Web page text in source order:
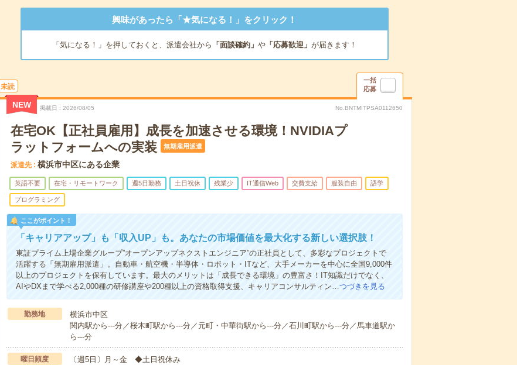
興味があったら「★気になる！」をクリック！
「気になる！」を押しておくと、派遣会社から 「面談確約」 や「応募歓迎」 が届きます！
未読
一括
応募
NEW 掲載日 2026/08/05 No.BNTMITPSA0112650
在宅OK【正社員雇用】成長を加速させる環境！NVIDIAプ
ラットフォームへの実装
無期雇用派遣
派遣先 横浜市中区にある企業
英語不要 在宅・リモートワーク 週5日勤務 土日祝休 残業少 IT通信Web 交費支給 服装自由 語学
プログラミング
ここがポイント！
「キャリアアップ」も「収入UP」も。あなたの市場価値を最大化する新しい選択肢！
東証プライム上場企業グループ”オープンアップネクストエンジニア”の正社員として、多彩なプロジェクトで
活躍する「無期雇用派遣」。自動車・航空機・半導体・ロボット・ITなど、大手メーカーを中心に全国9,000件
以上のプロジェクトを保有しています。最大のメリットは「成長できる環境」の豊富さ！IT知識だけでなく、
AIやDXまで学べる2,000種の研修講座や200種以上の資格取得支援、キャリアコンサルティン…つづきを見る
勤務地
横浜市中区
関内駅から---分／桜木町駅から---分／元町・中華街駅から---分／石川町駅から---分／馬車道駅か
ら---分
曜日頻度 〔週5日〕月～金 ◆土日祝休み